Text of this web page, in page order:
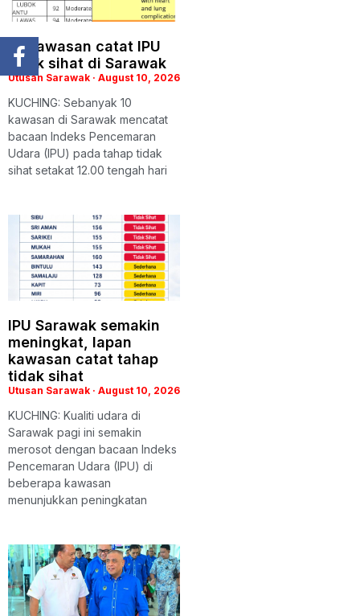
10 kawasan catat IPU
tidak sihat di Sarawak
Utusan Sarawak August 10, 2026
KUCHING: Sebanyak 10
kawasan di Sarawak mencatat
bacaan Indeks Pencemaran
Udara (IPU) pada tahap tidak
sihat setakat 12.00 tengah hari
IPU Sarawak semakin
meningkat, lapan
kawasan catat tahap
tidak sihat
Utusan Sarawak August 10, 2026
KUCHING: Kualiti udara di
Sarawak pagi ini semakin
merosot dengan bacaan Indeks
Pencemaran Udara (IPU) di
beberapa kawasan
menunjukkan peningkatan